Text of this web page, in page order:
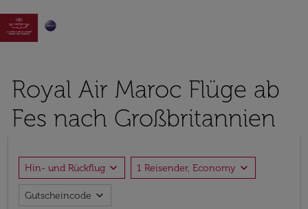

Royal Air Maroc Flüge ab
Fes nach Großbritannien
Hin- und Rückflug expand_more 1 Reisender, Economy expand_more
Gutscheincode expand_more